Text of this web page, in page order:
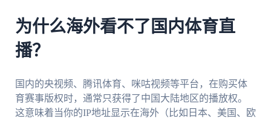
为什么海外看不了国内体育直
播？
国内的央视频、腾讯体育、咪咕视频等平台，在购买体
育赛事版权时，通常只获得了中国大陆地区的播放权。
这意味着当你的IP地址显示在海外（比如日本、美国、欧